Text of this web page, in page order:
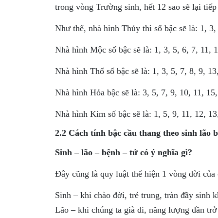
trong vòng Trường sinh, hết 12 sao sẽ lại
Như thế, nhà hình Thủy thì số bậc sẽ là: 1,
Nhà hình Mộc số bậc sẽ là: 1, 3, 5, 6, 7, 11,
Nhà hình Thổ số bậc sẽ là: 1, 3, 5, 7, 8, 9,
Nhà hình Hỏa bậc sẽ là: 3, 5, 7, 9, 10, 11,
Nhà hình Kim số bậc sẽ là: 1, 5, 9, 11, 12,
2.2 Cách tính bậc cầu thang theo sinh lão
Sinh – lão – bệnh – tử có ý nghĩa gì?
Đây cũng là quy luật thể hiện 1 vòng đời
Sinh – khi chào đời, trẻ trung, tràn đầy sinh
Lão – khi chúng ta già đi, năng lượng dần